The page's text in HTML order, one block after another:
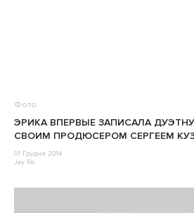
Фото
ЭРИКА ВПЕРВЫЕ ЗАПИСАЛА
СВОИМ ПРОДЮСЕРОМ СЕРГЕЕМ
01 Грудня 2014
Jey Ro